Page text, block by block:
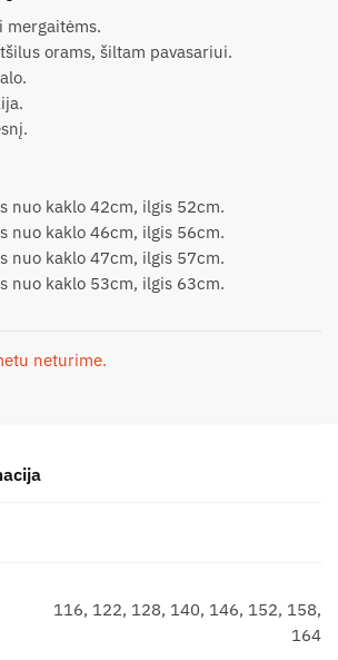
mergaitėms.
orams, šiltam pavasariui.
nuo kaklo 42cm, ilgis 52cm.
nuo kaklo 46cm, ilgis 56cm.
nuo kaklo 47cm, ilgis 57cm.
nuo kaklo 53cm, ilgis 63cm.
neturime.
116, 122, 128, 140, 146, 152, 158,
164